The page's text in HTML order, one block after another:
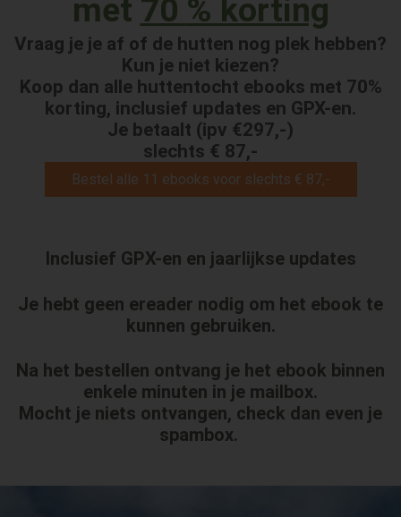
met 70 % korting
Vraag je je af of de hutten nog plek hebben?
Kun je niet kiezen?
Koop dan alle huttentocht ebooks met 70%
korting, inclusief updates en GPX-en.
Je betaalt (ipv €297,-)
slechts € 87,-
Bestel alle 11 ebooks voor slechts € 87,-
Inclusief GPX-en en jaarlijkse updates
Je hebt geen ereader nodig om het ebook te
kunnen gebruiken.
Na het bestellen ontvang je het ebook binnen
enkele minuten in je mailbox.
Mocht je niets ontvangen, check dan even je
spambox.